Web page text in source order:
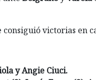
victorias en
y Angie Ciuci.